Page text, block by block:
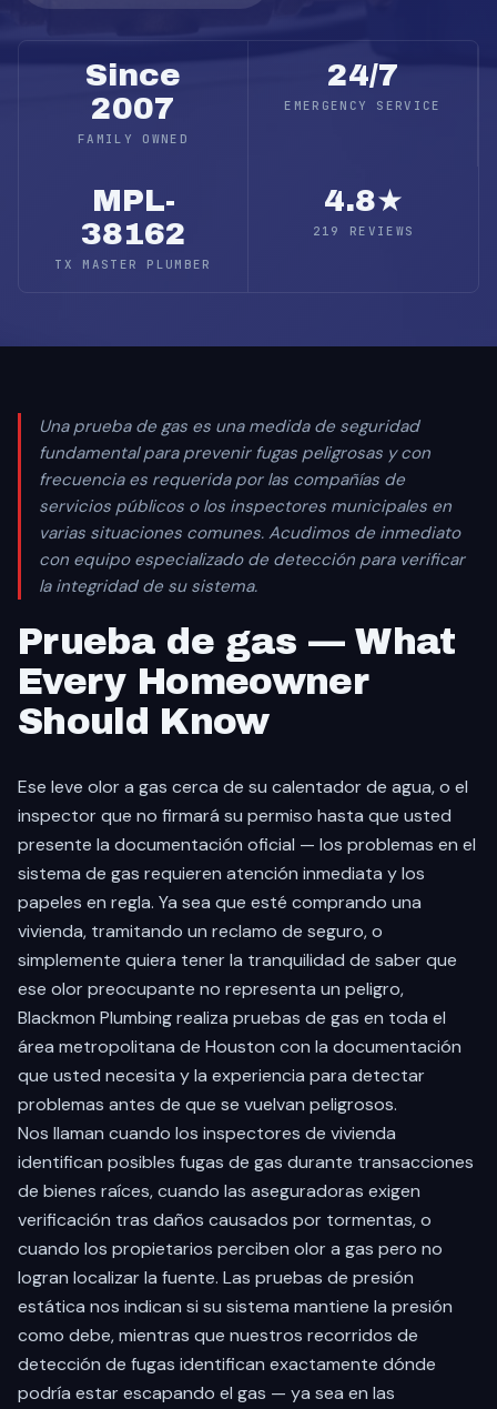
Since
2007
FAMILY OWNED
24/7
EMERGENCY SERVICE
MPL-
38162
TX MASTER PLUMBER
4.8★
219 REVIEWS
Una prueba de gas es una medida de seguridad
fundamental para prevenir fugas peligrosas y con
frecuencia es requerida por las compañías de
servicios públicos o los inspectores municipales en
varias situaciones comunes. Acudimos de inmediato
con equipo especializado de detección para verificar
la integridad de su sistema.
Prueba de gas — What
Every Homeowner
Should Know
Ese leve olor a gas cerca de su calentador de agua, o el
inspector que no firmará su permiso hasta que usted
presente la documentación oficial — los problemas en el
sistema de gas requieren atención inmediata y los
papeles en regla. Ya sea que esté comprando una
vivienda, tramitando un reclamo de seguro, o
simplemente quiera tener la tranquilidad de saber que
ese olor preocupante no representa un peligro,
Blackmon Plumbing realiza pruebas de gas en toda el
área metropolitana de Houston con la documentación
que usted necesita y la experiencia para detectar
problemas antes de que se vuelvan peligrosos.
Nos llaman cuando los inspectores de vivienda
identifican posibles fugas de gas durante transacciones
de bienes raíces, cuando las aseguradoras exigen
verificación tras daños causados por tormentas, o
cuando los propietarios perciben olor a gas pero no
logran localizar la fuente. Las pruebas de presión
estática nos indican si su sistema mantiene la presión
como debe, mientras que nuestros recorridos de
detección de fugas identifican exactamente dónde
podría estar escapando el gas — ya sea en las